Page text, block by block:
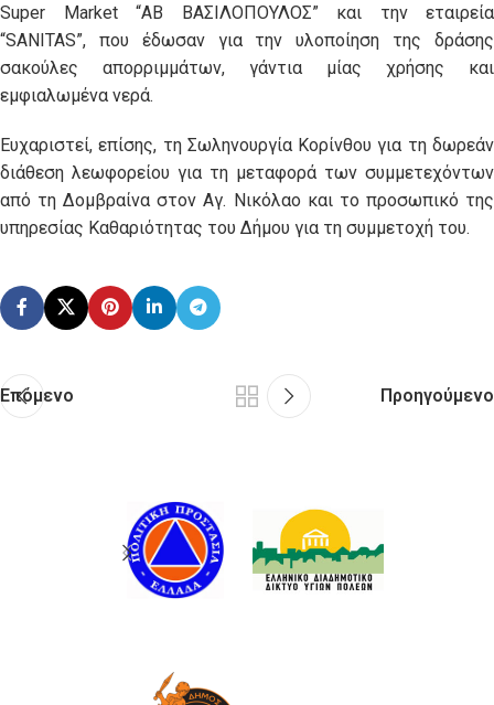
Super Market “ΑΒ ΒΑΣΙΛΟΠΟΥΛΟΣ” και την εταιρεία
“SANITAS”, που έδωσαν για την υλοποίηση της δράσης
σακούλες απορριμμάτων, γάντια μίας χρήσης και
εμφιαλωμένα νερά.
Ευχαριστεί, επίσης, τη Σωληνουργία Κορίνθου για τη δωρεάν
διάθεση λεωφορείου για τη μεταφορά των συμμετεχόντων
από τη Δομβραίνα στον Αγ. Νικόλαο και το προσωπικό της
υπηρεσίας Καθαριότητας του Δήμου για τη συμμετοχή του.
Επόμενο Προηγούμενο